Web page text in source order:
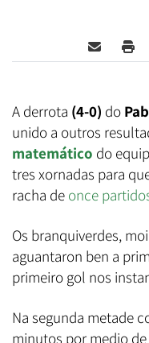
A derrota (4-0) do
unido a outros
matemático do
tres xornadas para
racha de once
Os branquiverdes,
aguantaron ben a
primeiro gol nos
Na segunda metade
minutos por medio de